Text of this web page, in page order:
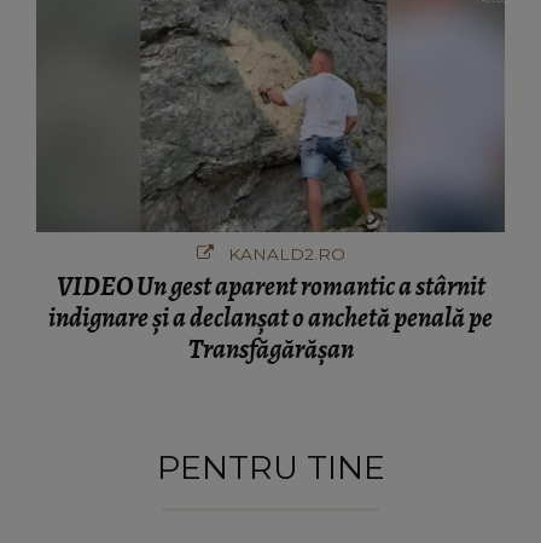
KANALD2.RO
VIDEO Un gest aparent romantic a stârnit
indignare și a declanșat o anchetă penală pe
Transfăgărășan
PENTRU TINE